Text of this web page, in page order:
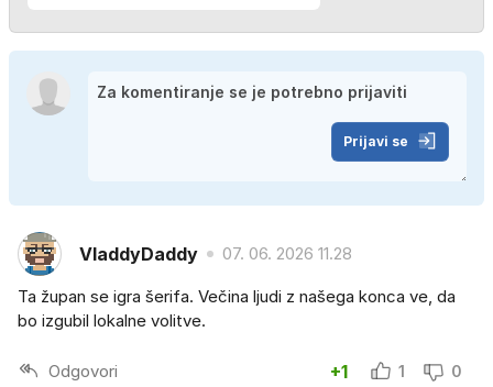
Prijavi se
VladdyDaddy 07. 06. 2026 11.28
Ta župan se igra šerifa. Večina ljudi z našega konca ve, da
bo izgubil lokalne volitve.
Odgovori +1 1 0